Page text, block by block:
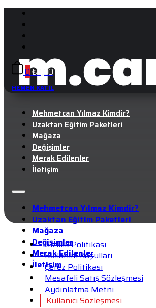
0₺0,00
HEMEN KATIL
Mehmetcan Yılmaz Kimdir?
Uzaktan Eğitim Paketleri
Mağaza
Değişimler
Merak Edilenler
İletişim
Mehmetcan Yılmaz Kimdir?
Uzaktan Eğitim Paketleri
Mağaza
Değişimler
Merak Edilenler
İletişim
Gizlilik Politikası
Kullanım Koşulları
Çerez Politikası
Mesafeli Satış Sözleşmesi
Aydınlatma Metni
Kullanıcı Sözleşmesi